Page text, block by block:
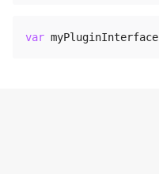
var myPluginInterface